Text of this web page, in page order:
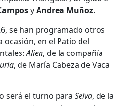
yAndrea Muñoz.
se han programado otros
ocasión, en el Patio del
Alien, de la compañía
, de María Cabeza de Vaca
será el turno para Selva, de la